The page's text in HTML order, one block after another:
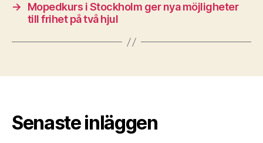
→
Mopedkurs i Stockholm ger nya möjligheter
till frihet på två hjul
Senaste inläggen